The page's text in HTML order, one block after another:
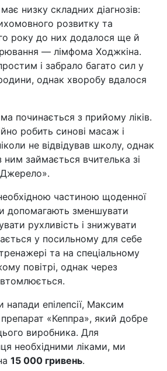
має низку складних діагнозів:
розвитку та
року до них додалося ще й
— лімфома Ходжкіна.
і забрало багато сил у
однак хворобу вдалося
починається з прийому ліків.
робить синові масаж і
не відвідував школу, однак
ним займається вчителька зі
частиною щоденної
допомагають зменшувати
рухливість і знижувати
у посильному для себе
та на спеціальному
повітрі, однак через
епілепсії, Максим
«Кеппра», який добре
виробника. Для
необхідними ліками, ми
15 000 гривень.